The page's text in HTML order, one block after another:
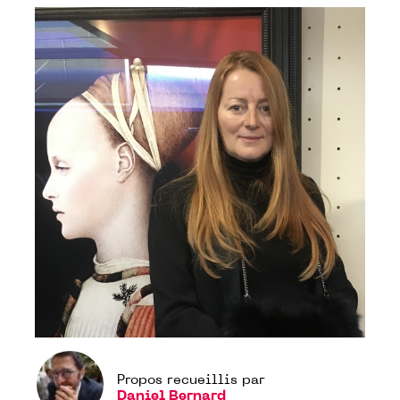
Propos recueillis par
Daniel Bernard